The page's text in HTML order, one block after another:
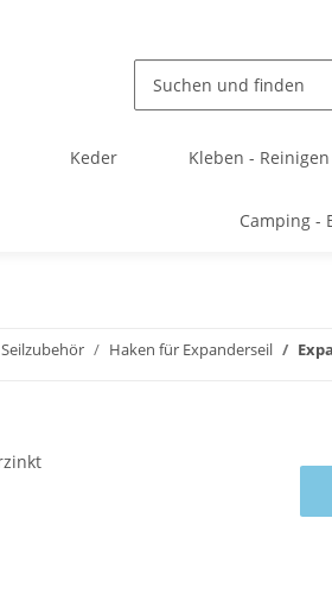
Keder Kleben - Reinigen
Camping -
Seilzubehör Haken für Expanderseil